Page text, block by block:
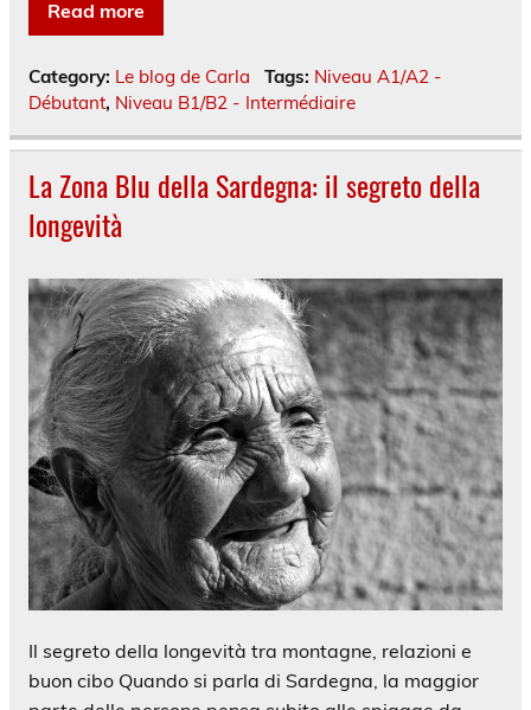
Read more
Category: Le blog de Carla Tags: Niveau A1/A2 -
Débutant, Niveau B1/B2 - Intermédiaire
La Zona Blu della Sardegna: il segreto della
longevità
Il segreto della longevità tra montagne, relazioni e
buon cibo Quando si parla di Sardegna, la maggior